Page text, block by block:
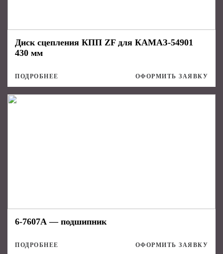
Диск сцепления КПП ZF для КАМАЗ-54901
430 мм
ПОДРОБНЕЕ ОФОРМИТЬ ЗАЯВКУ
6-7607А — подшипник
ПОДРОБНЕЕ ОФОРМИТЬ ЗАЯВКУ